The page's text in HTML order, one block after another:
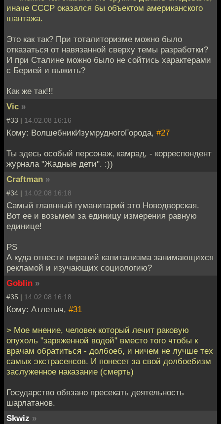
иначе СССР оказался бы объектом американского
шантажа.
Это как так? При тоталиторизме можно было
отказаться от навязанной сверху темы разработки?
И при Сталине можно было не сойтись характерами
с Берией и выжить?
Как же так!!!
Vic »
#33 | 14.02.08 16:16
Кому: ВолшебникИзумрудногоГорода, #27
Ты здесь особый персонаж, камрад, - корреспондент
журнала "Жадные дети". :))
Craftman »
#34 | 14.02.08 16:18
Самый главнный гуманитарий это Новодворская.
Вот ее и возьмем за единицу измерения равную
единице!
PS
А куда отнести пираний капитализма занимающихся
рекламой и изучающих социологию?
Goblin »
#35 | 14.02.08 16:18
Кому: Атлетыч, #31
> Мое мнение, человек который лечит раковую
опухоль "заряженной водой" вместо того чтобы к
врачам обратиться - долбоеб, и ничем не лучше тех
самых экстрасенсов. И понесет за свой долбоебизм
заслуженное наказание (смерть)
Государство обязано пресекать деятельность
шарлатанов.
Skwiz »